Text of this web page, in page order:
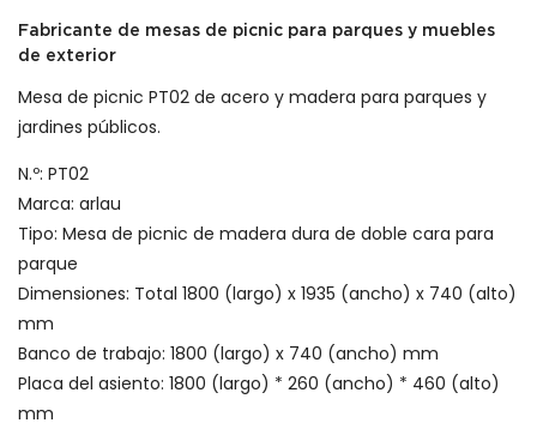
Fabricante de mesas de picnic para parques y muebles
de exterior
Mesa de picnic PT02 de acero y madera para parques y
jardines públicos.
N.º: PT02
Marca: arlau
Tipo: Mesa de picnic de madera dura de doble cara para
parque
Dimensiones: Total 1800 (largo) x 1935 (ancho) x 740 (alto)
mm
Banco de trabajo: 1800 (largo) x 740 (ancho) mm
Placa del asiento: 1800 (largo) * 260 (ancho) * 460 (alto)
mm